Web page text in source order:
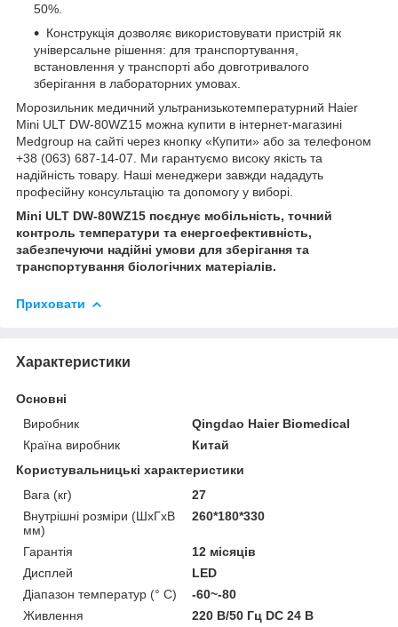
50%.
Конструкція дозволяє використовувати пристрій як
універсальне рішення: для транспортування,
встановлення у транспорті або довготривалого
зберігання в лабораторних умовах.
Морозильник медичний ультранизькотемпературний Haier
Mini ULT DW-80WZ15 можна купити в інтернет-магазині
Medgroup на сайті через кнопку «Купити» або за телефоном
+38 (063) 687-14-07. Ми гарантуємо високу якість та
надійність товару. Наші менеджери завжди нададуть
професійну консультацію та допомогу у виборі.
Mini ULT DW-80WZ15 поєднує мобільність, точний
контроль температури та енергоефективність,
забезпечуючи надійні умови для зберігання та
транспортування біологічних матеріалів.
Приховати
Характеристики
Основні
Виробник
Qingdao Haier Biomedical
Країна виробник
Китай
Користувальницькі характеристики
Вага (кг)
27
Внутрішні розміри (ШхГхВ
мм)
260*180*330
Гарантія
12 місяців
Дисплей
LED
Діапазон температур (° C)
-60~-80
Живлення
220 В/50 Гц DC 24 В